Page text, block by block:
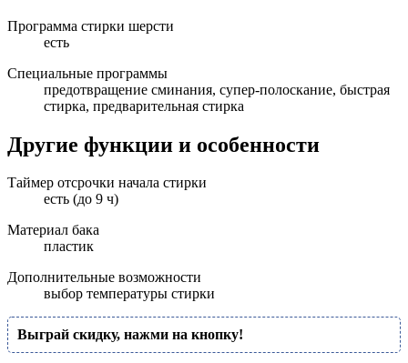
Программа стирки шерсти
есть
Специальные программы
предотвращение сминания, супер-полоскание, быстрая
стирка, предварительная стирка
Другие функции и особенности
Таймер отсрочки начала стирки
есть (до 9 ч)
Материал бака
пластик
Дополнительные возможности
выбор температуры стирки
Выграй скидку, нажми на кнопку!